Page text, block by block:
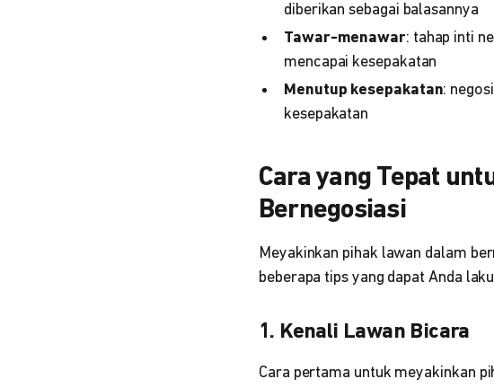
diberikan sebagai balasannya
Tawar-menawar: tahap inti
mencapai kesepakatan
Menutup kesepakatan:
kesepakatan
Cara yang Tepat
Bernegosiasi
Meyakinkan pihak lawan dalam
beberapa tips yang dapat Anda
1. Kenali Lawan Bicara
Cara pertama untuk meyakinkan